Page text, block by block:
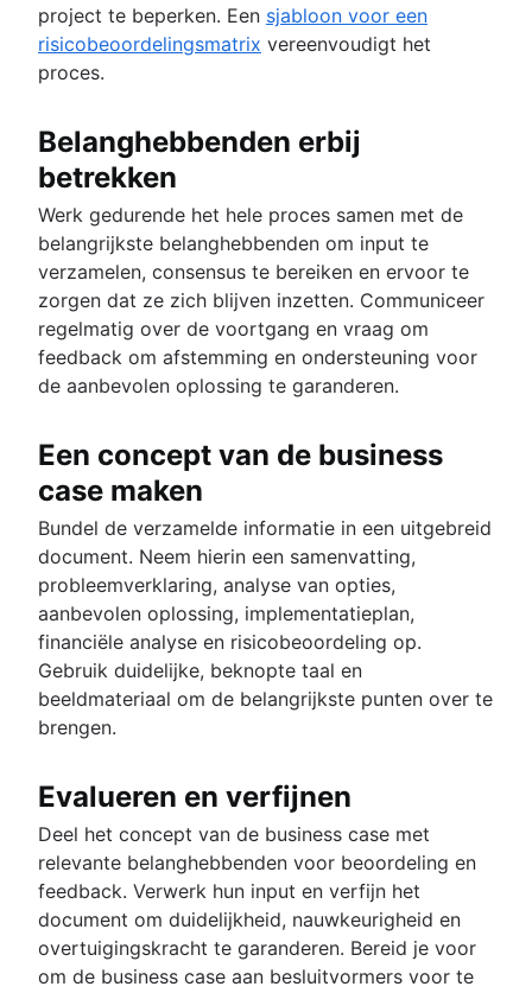
project te beperken. Een sjabloon voor een
risicobeoordelingsmatrix vereenvoudigt het
proces.
Belanghebbenden erbij
betrekken
Werk gedurende het hele proces samen met de
belangrijkste belanghebbenden om input te
verzamelen, consensus te bereiken en ervoor te
zorgen dat ze zich blijven inzetten. Communiceer
regelmatig over de voortgang en vraag om
feedback om afstemming en ondersteuning voor
de aanbevolen oplossing te garanderen.
Een concept van de business
case maken
Bundel de verzamelde informatie in een uitgebreid
document. Neem hierin een samenvatting,
probleemverklaring, analyse van opties,
aanbevolen oplossing, implementatieplan,
financiële analyse en risicobeoordeling op.
Gebruik duidelijke, beknopte taal en
beeldmateriaal om de belangrijkste punten over te
brengen.
Evalueren en verfijnen
Deel het concept van de business case met
relevante belanghebbenden voor beoordeling en
feedback. Verwerk hun input en verfijn het
document om duidelijkheid, nauwkeurigheid en
overtuigingskracht te garanderen. Bereid je voor
om de business case aan besluitvormers voor te